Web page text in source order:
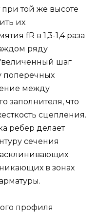
той же высоте
их
fR в 1,3-1,4 раза
ряду
шаг
поперечных
между
заполнителя, что
сцепления.
ребер делает
сечения
в зонах
профиля